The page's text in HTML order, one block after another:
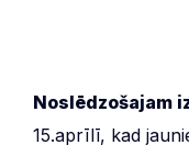
Noslēdzošajam
15.aprīlī, kad